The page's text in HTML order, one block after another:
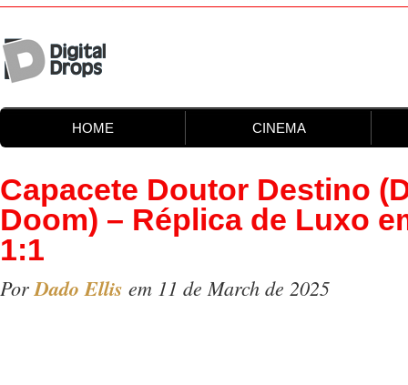
HOME CINEMA
Capacete Doutor Destino
Doom) – Réplica de Luxo
1:1
PorDado Ellis em 11 de March de 2025